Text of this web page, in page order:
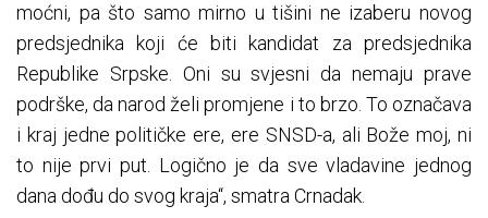
moćni, pa što samo mirno u tišini ne izaberu novog
predsjednika koji će biti kandidat za predsjednika
Republike Srpske. Oni su svjesni da nemaju prave
podrške, da narod želi promjene i to brzo. To označava
i kraj jedne političke ere, ere SNSD-a, ali Bože moj, ni
to nije prvi put. Logično je da sve vladavine jednog
dana dođu do svog kraja“, smatra Crnadak.